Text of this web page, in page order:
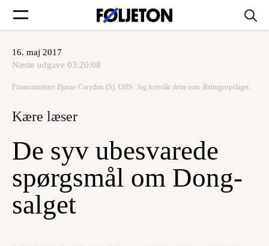
Forsider
Søg
Min side
16. maj 2017
Næste udgave 03:20:08
Finansminister Bjarne Corydon (S). OBS: Jeg foreslår dette som åbningsopslaget.
Kære læser
De syv ubesvarede
spørgsmål om Dong-
salget